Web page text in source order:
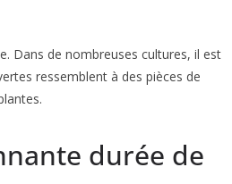
Dans de nombreuses cultures, il est
ressemblent à des pièces de
durée de